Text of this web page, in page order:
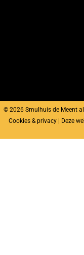
© 2026 Smulhuis de Meent
Cookies & privacy | Deze